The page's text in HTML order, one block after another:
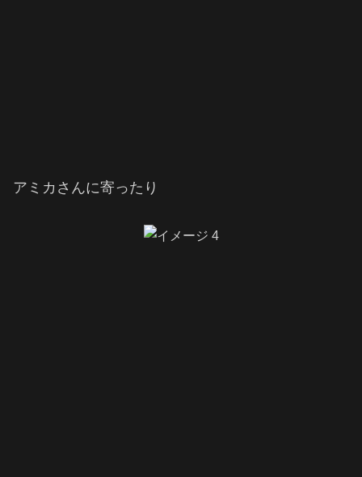
アミカさんに寄ったり